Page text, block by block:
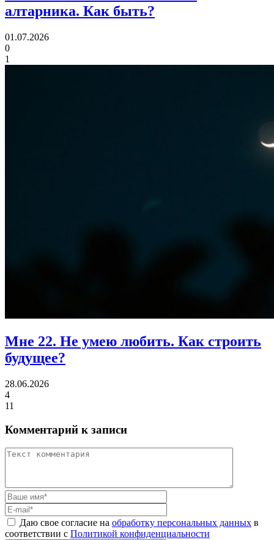
алтарника. Как быть?
01.07.2026
0
1
Мне 22. Не умею любить. Как строить
будущее?
28.06.2026
4
11
Комментарий к записи
Даю свое согласие на обработку персональных данных в
соответствии с Политикой конфиденциальности